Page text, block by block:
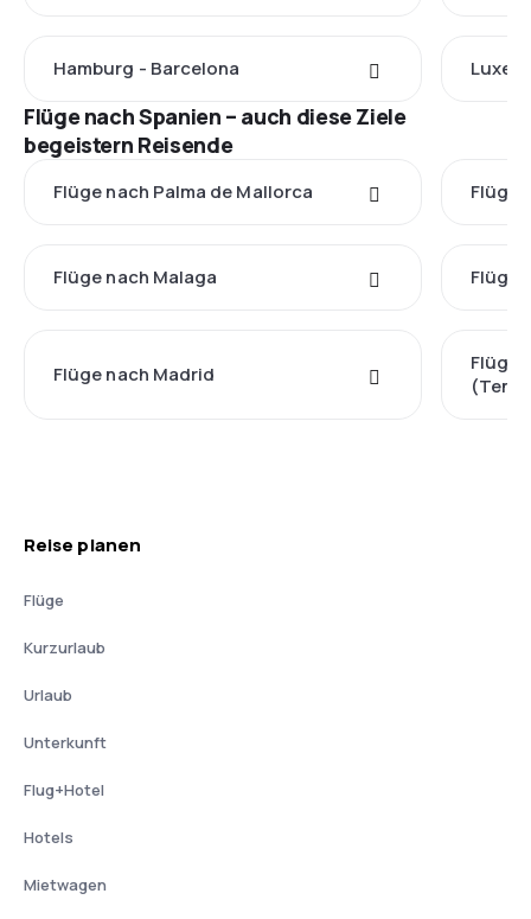
Hamburg - Barcelona
Flüge nach Spanien – auch diese Ziele
begeistern Reisende
Flüge nach Palma de Mallorca Flüge
Flüge nach Malaga Flüge
Flüge nach Madrid
Flüge
Reise planen
Flüge
Kurzurlaub
Urlaub
Unterkunft
Flug+Hotel
Hotels
Mietwagen